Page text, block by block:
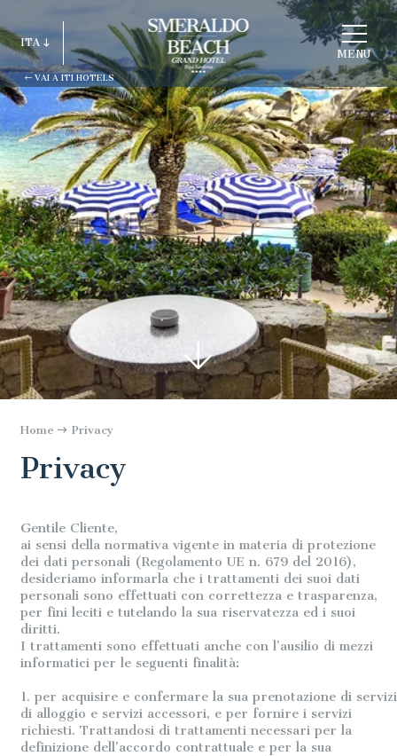
MENU
VAI A ITI HOTELS
ITA
ITA
FRA
DEU
ESP
RUS
STRUTTURA
Home Privacy
Privacy
Gentile Cliente,
ai sensi della normativa vigente in materia di protezione
dei dati personali (Regolamento UE n. 679 del 2016),
desideriamo informarla che i trattamenti dei suoi dati
personali sono effettuati con correttezza e trasparenza,
per fini leciti e tutelando la sua riservatezza ed i suoi
diritti.
I trattamenti sono effettuati anche con l’ausilio di mezzi
informatici per le seguenti finalità:
1. per acquisire e confermare la sua prenotazione di servizi
di alloggio e servizi accessori, e per fornire i servizi
richiesti. Trattandosi di trattamenti necessari per la
definizione dell’accordo contrattuale e per la sua